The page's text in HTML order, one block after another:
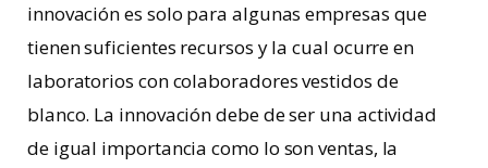
innovación es solo para algunas empresas que
tienen suficientes recursos y la cual ocurre en
laboratorios con colaboradores vestidos de
blanco. La innovación debe de ser una actividad
de igual importancia como lo son ventas, la